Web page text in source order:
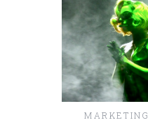
MARKETING